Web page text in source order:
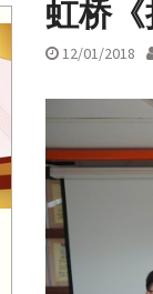
虹桥
12/01/2018